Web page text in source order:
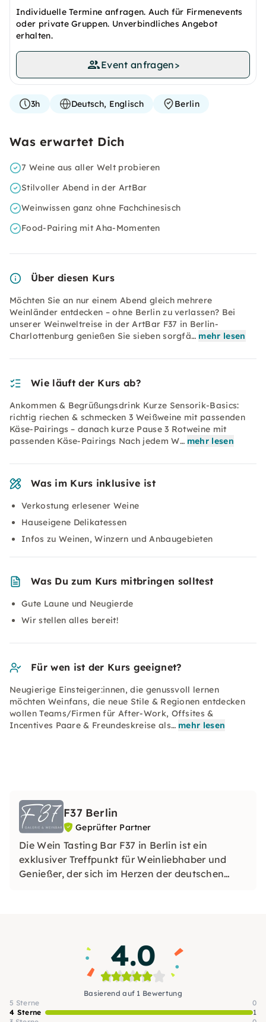
Individuelle Termine anfragen. Auch für Firmenevents
oder private Gruppen. Unverbindliches Angebot
erhalten.
Event anfragen>
3h Deutsch, Englisch Berlin
Was erwartet Dich
7 Weine aus aller Welt probieren
Stilvoller Abend in der ArtBar
Weinwissen ganz ohne Fachchinesisch
Food-Pairing mit Aha-Momenten
Über diesen Kurs
Möchten Sie an nur einem Abend gleich mehrere
Weinländer entdecken – ohne Berlin zu verlassen? Bei
unserer Weinweltreise in der ArtBar F37 in Berlin-
Charlottenburg genießen Sie sieben sorgfä… mehr lesen
Wie läuft der Kurs ab?
Ankommen & Begrüßungsdrink Kurze Sensorik-Basics:
richtig riechen & schmecken 3 Weißweine mit passenden
Käse-Pairings – danach kurze Pause 3 Rotweine mit
passenden Käse-Pairings Nach jedem W… mehr lesen
Was im Kurs inklusive ist
Verkostung erlesener Weine
Hauseigene Delikatessen
Infos zu Weinen, Winzern und Anbaugebieten
Was Du zum Kurs mitbringen solltest
Gute Laune und Neugierde
Wir stellen alles bereit!
Für wen ist der Kurs geeignet?
Neugierige Einsteiger:innen, die genussvoll lernen
möchten Weinfans, die neue Stile & Regionen entdecken
wollen Teams/Firmen für After-Work, Offsites &
Incentives Paare & Freundeskreise als… mehr lesen
F37 Berlin
Geprüfter Partner
Die Wein Tasting Bar F37 in Berlin ist ein
exklusiver Treffpunkt für Weinliebhaber und
Genießer, der sich im Herzen der deutschen
4.0
Basierend auf 1 Bewertung
5 Sterne
0
4 Sterne
1